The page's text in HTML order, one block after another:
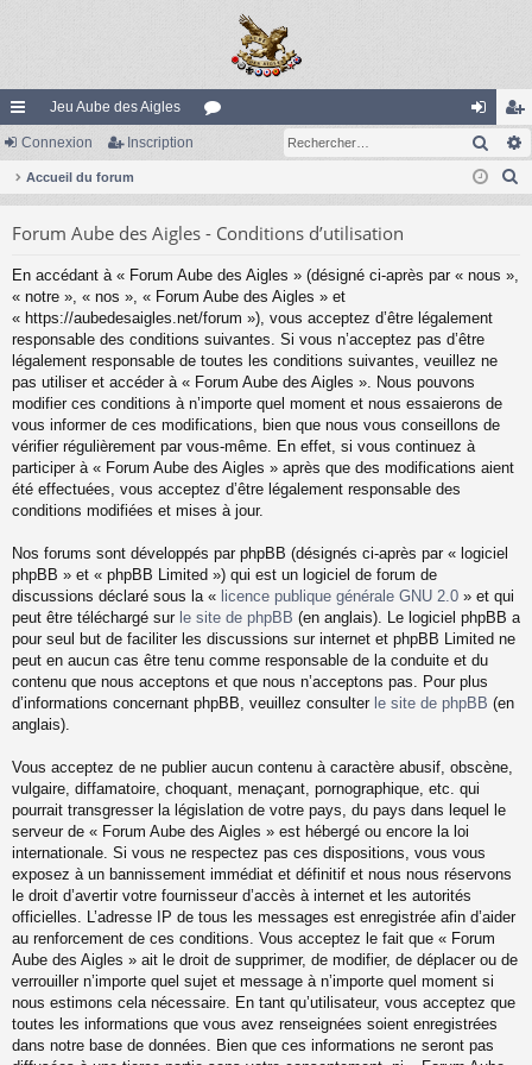
ac
co
s
Jeu Aube des Aigles
on
ne
ns
cri
Connexion Inscription
Accueil du forum
Forum Aube des Aigles - Conditions d’utilisation
En accédant à « Forum Aube des Aigles » (désigné ci-après par « nous »,
« notre », « nos », « Forum Aube des Aigles » et
« https://aubedesaigles.net/forum »), vous acceptez d’être légalement
responsable des conditions suivantes. Si vous n’acceptez pas d’être
légalement responsable de toutes les conditions suivantes, veuillez ne
pas utiliser et accéder à « Forum Aube des Aigles ». Nous pouvons
modifier ces conditions à n’importe quel moment et nous essaierons de
vous informer de ces modifications, bien que nous vous conseillons de
vérifier régulièrement par vous-même. En effet, si vous continuez à
participer à « Forum Aube des Aigles » après que des modifications aient
été effectuées, vous acceptez d’être légalement responsable des
conditions modifiées et mises à jour.
Nos forums sont développés par phpBB (désignés ci-après par « logiciel
phpBB » et « phpBB Limited ») qui est un logiciel de forum de
discussions déclaré sous la « licence publique générale GNU 2.0 » et qui
peut être téléchargé sur le site de phpBB (en anglais). Le logiciel phpBB a
pour seul but de faciliter les discussions sur internet et phpBB Limited ne
peut en aucun cas être tenu comme responsable de la conduite et du
contenu que nous acceptons et que nous n’acceptons pas. Pour plus
d’informations concernant phpBB, veuillez consulter le site de phpBB (en
anglais).
Vous acceptez de ne publier aucun contenu à caractère abusif, obscène,
vulgaire, diffamatoire, choquant, menaçant, pornographique, etc. qui
pourrait transgresser la législation de votre pays, du pays dans lequel le
serveur de « Forum Aube des Aigles » est hébergé ou encore la loi
internationale. Si vous ne respectez pas ces dispositions, vous vous
exposez à un bannissement immédiat et définitif et nous nous réservons
le droit d’avertir votre fournisseur d’accès à internet et les autorités
officielles. L’adresse IP de tous les messages est enregistrée afin d’aider
au renforcement de ces conditions. Vous acceptez le fait que « Forum
Aube des Aigles » ait le droit de supprimer, de modifier, de déplacer ou de
verrouiller n’importe quel sujet et message à n’importe quel moment si
nous estimons cela nécessaire. En tant qu’utilisateur, vous acceptez que
toutes les informations que vous avez renseignées soient enregistrées
dans notre base de données. Bien que ces informations ne seront pas